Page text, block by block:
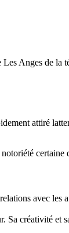
Anges de la
attiré
certaine
avec les
Sa créativité et